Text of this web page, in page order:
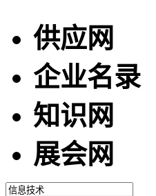
供应网
企业名录
知识网
展会网